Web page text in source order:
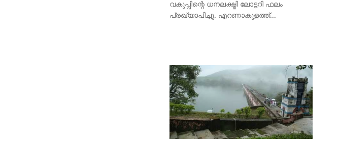
വകുപ്പിന്റെ ധനലക്ഷ്മി ലോട്ടറി ഫലം
പ്രഖ്യാപിച്ചു. എറണാകുളത്ത്...